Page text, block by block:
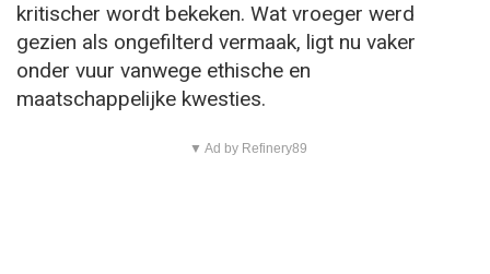
kritischer wordt bekeken. Wat vroeger werd
gezien als ongefilterd vermaak, ligt nu vaker
onder vuur vanwege ethische en
maatschappelijke kwesties.
▼ Ad by Refinery89